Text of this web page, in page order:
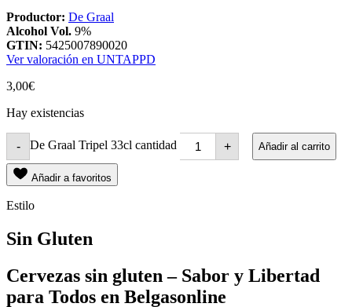
Productor: De Graal
Alcohol Vol. 9%
GTIN: 5425007890020
Ver valoración en UNTAPPD
3,00€
Hay existencias
- De Graal Tripel 33cl cantidad + Añadir al carrito
Añadir a favoritos
Estilo
Sin Gluten
Cervezas sin gluten – Sabor y Libertad
para Todos en Belgasonline